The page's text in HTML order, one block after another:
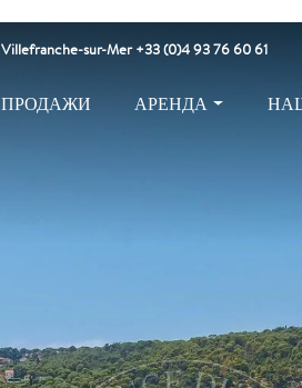
ПРОДАЖИ АРЕНДА
Villefranche-sur-Mer +33 (0)4 93 76 60 61